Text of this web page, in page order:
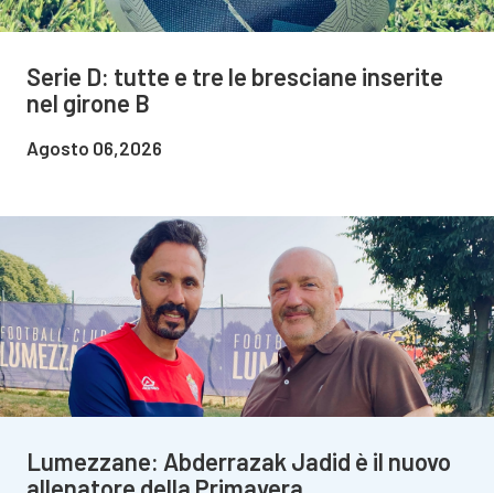
Serie D: tutte e tre le bresciane inserite
nel girone B
Agosto 06,2026
Lumezzane: Abderrazak Jadid è il nuovo